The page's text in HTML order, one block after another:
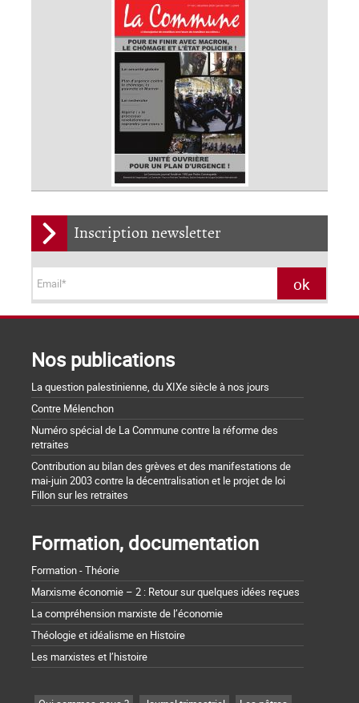
Inscription newsletter
Nos publications
La question palestinienne, du XIXe siècle à nos jours
Contre Mélenchon
Numéro spécial de La Commune contre la réforme des
retraites
Contribution au bilan des grèves et des manifestations de
mai-juin 2003 contre la décentralisation et le projet de loi
Fillon sur les retraites
Formation, documentation
Formation - Théorie
Marxisme économie – 2 : Retour sur quelques idées reçues
La compréhension marxiste de l’économie
Théologie et idéalisme en Histoire
Les marxistes et l’histoire